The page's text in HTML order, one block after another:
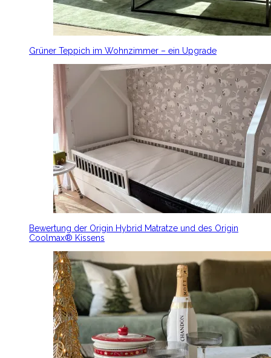
Grüner Teppich im Wohnzimmer – ein Upgrade
Bewertung der Origin Hybrid Matratze und des Origin
Coolmax® Kissens